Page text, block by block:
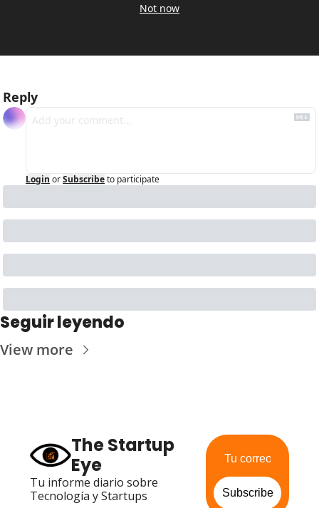
Not now
Reply
Login orSubscribeto participate
Seguir leyendo
View more
The Startup
Eye
Tu informe diario sobre
Tecnología y Startups
Subscribe